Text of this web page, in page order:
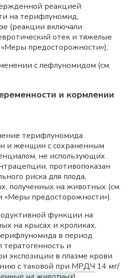
реакцией
на терифлуномид,
(реакции включали
отек и тяжелые
предосторожности»);
с лефлуномидом (см.
и кормлении
терифлуномида
и женщин с сохраненным
не использующих
противопоказан
риска для плода,
полученных на животных (см.
«Меры предосторожности»).
функции на
на крысах и кроликах,
в период
тератогенность и
экспозиции в плазме крови
с таковой при МРДЧ 14 мг/